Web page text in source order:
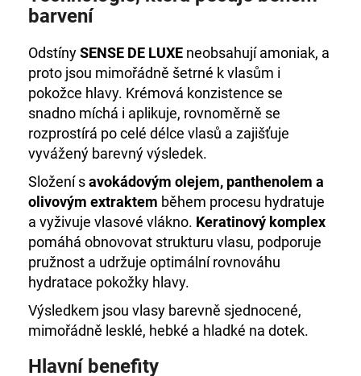
barvení
OdstínySENSE DE LUXE neobsahují amoniak, a
proto jsou mimořádně šetrné k vlasům i
pokožce hlavy. Krémová konzistence se
snadno míchá i aplikuje, rovnoměrně se
rozprostírá po celé délce vlasů a zajišťuje
vyvážený barevný výsledek.
Složení savokádovým olejem, panthenolem a
olivovým extraktem během procesu hydratuje
a vyživuje vlasové vlákno. Keratinový komplex
pomáhá obnovovat strukturu vlasu, podporuje
pružnost a udržuje optimální rovnováhu
hydratace pokožky hlavy.
Výsledkem jsou vlasy barevně sjednocené,
mimořádně lesklé, hebké a hladké na dotek.
Hlavní benefity